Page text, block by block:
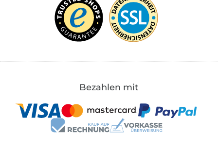
Bezahlen mit